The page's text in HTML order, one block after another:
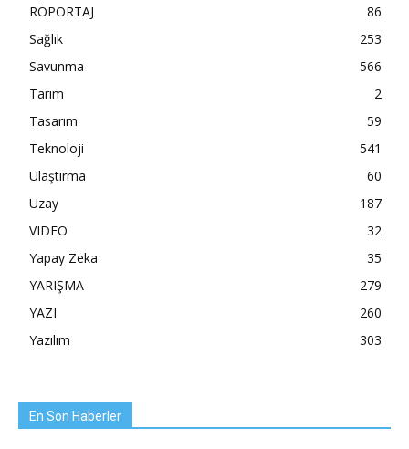
RÖPORTAJ
86
Sağlık
253
Savunma
566
Tarım
2
Tasarım
59
Teknoloji
541
Ulaştırma
60
Uzay
187
VIDEO
32
Yapay Zeka
35
YARIŞMA
279
YAZI
260
Yazılım
303
En Son Haberler